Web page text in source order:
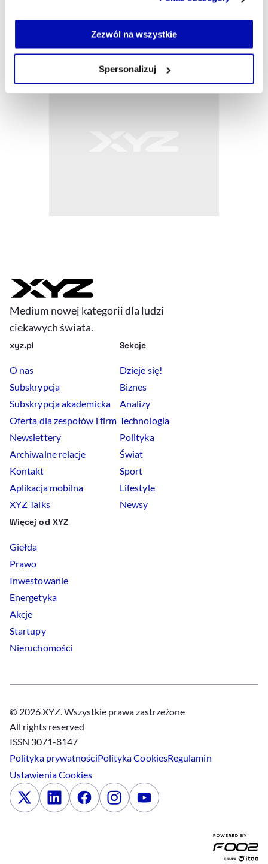
Jeżeli nie wyrażasz zgody na zapisywanie plików cookie,
możesz łatwo zarządzać swoimi uprawnieniami, np. we
własnej przeglądarce internetowej lub po wybraniu opcji
Zezwól na wszystkie
Spersonalizuj
Medium nowej kategorii dla ludzi
ciekawych świata.
xyz.pl
O nas
Subskrypcja
Subskrypcja akademicka
Oferta dla zespołów i firm
Newslettery
Archiwalne relacje
Kontakt
Aplikacja mobilna
XYZ Talks
Sekcje
Dzieje się!
Biznes
Analizy
Technologia
Polityka
Świat
Sport
Lifestyle
Newsy
Więcej od XYZ
Giełda
Prawo
Inwestowanie
Energetyka
Akcje
Startupy
Nieruchomości
© 2026 XYZ. Wszystkie prawa zastrzeżone
All rights reserved
ISSN 3071-8147
Polityka prywatnościPolitykaCookiesRegulamin
UstawieniaCookies
x LinkedinFacebookInstagramYoutube